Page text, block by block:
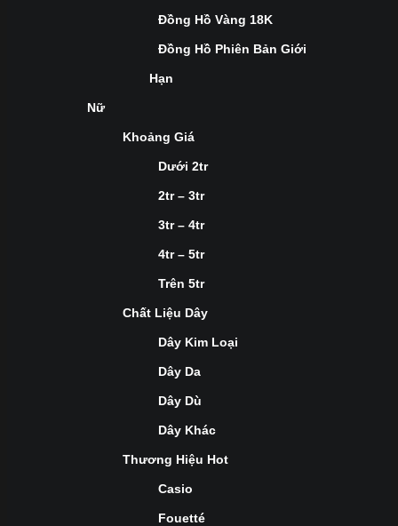
Đồng Hồ Vàng 18K
Đồng Hồ Phiên Bản Giới
Hạn
Nữ
Khoảng Giá
Dưới 2tr
2tr – 3tr
3tr – 4tr
4tr – 5tr
Trên 5tr
Chất Liệu Dây
Dây Kim Loại
Dây Da
Dây Dù
Dây Khác
Thương Hiệu Hot
Casio
Fouetté